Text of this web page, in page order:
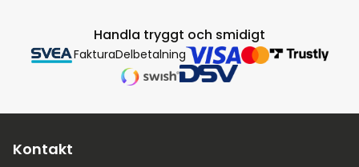
Handla tryggt och smidigt
FakturaDelbetalning
Kontakt